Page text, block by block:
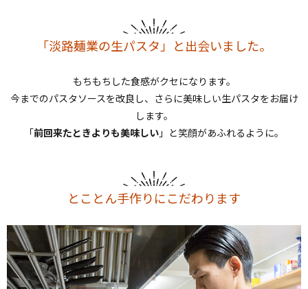
「淡路麺業の生パスタ」と出会いました。
もちもちした食感がクセになります。
今までのパスタソースを改良し、さらに美味しい生パスタをお届け
します。
「前回来たときよりも美味しい 」と笑顔があふれるように。
とことん手作りにこだわります